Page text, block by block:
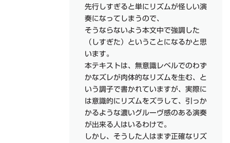
先行しすぎると単にリズムが怪しい演
奏になってしまうので、
そうならないよう本文中で強調した
（しすぎた）ということになるかと思
います。
本テキストは、無意識レベルでのわず
かなズレが肉体的なリズムを生む、と
いう調子で書かれていますが、実際に
は意識的にリズムをズラして、引っか
かるような濃いグルーヴ感のある演奏
が出来る人はいるわけで。
しかし、そうした人はまず正確なリズ